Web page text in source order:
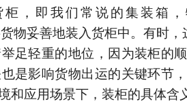
柜，即我们常说的集装箱
物妥善地装入货柜中。有时，
足轻重的地位，因为装柜的
是影响货物出运的关键环节
和应用场景下，装柜的具体含